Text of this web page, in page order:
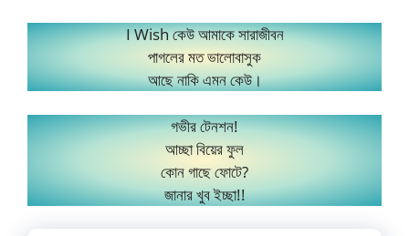
I Wish কেউ আমাকে সারাজীবন
পাগলের মত ভালোবাসুক
আছে নাকি এমন কেউ।
গভীর টেনশন!
আচ্ছা বিয়ের ফুল
কোন গাছে ফোটে?
জানার খুব ইচ্ছা!!